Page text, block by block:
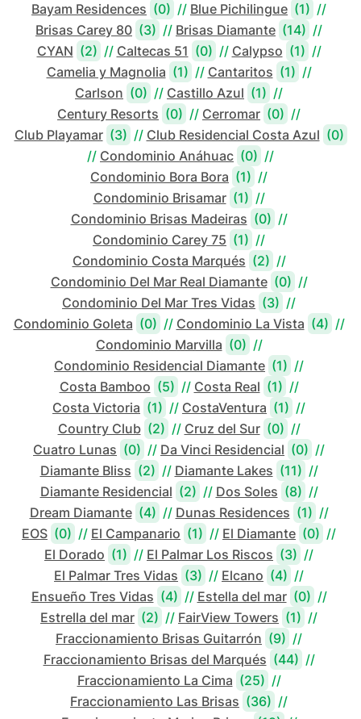
Bayam Residences (0) // Blue Pichilingue (1) //
Brisas Carey 80 (3) // Brisas Diamante (14) //
CYAN (2) // Caltecas 51 (0) // Calypso (1) //
Camelia y Magnolia (1) // Cantaritos (1) //
Carlson (0) // Castillo Azul (1) //
Century Resorts (0) // Cerromar (0) //
Club Playamar (3) // Club Residencial Costa Azul (0)
// Condominio Anáhuac (0) //
Condominio Bora Bora (1) //
Condominio Brisamar (1) //
Condominio Brisas Madeiras (0) //
Condominio Carey 75 (1) //
Condominio Costa Marqués (2) //
Condominio Del Mar Real Diamante (0) //
Condominio Del Mar Tres Vidas (3) //
Condominio Goleta (0) // Condominio La Vista (4) //
Condominio Marvilla (0) //
Condominio Residencial Diamante (1) //
Costa Bamboo (5) // Costa Real (1) //
Costa Victoria (1) // CostaVentura (1) //
Country Club (2) // Cruz del Sur (0) //
Cuatro Lunas (0) // Da Vinci Residencial (0) //
Diamante Bliss (2) // Diamante Lakes (11) //
Diamante Residencial (2) // Dos Soles (8) //
Dream Diamante (4) // Dunas Residences (1) //
EOS (0) // El Campanario (1) // El Diamante (0) //
El Dorado (1) // El Palmar Los Riscos (3) //
El Palmar Tres Vidas (3) // Elcano (4) //
Ensueño Tres Vidas (4) // Estella del mar (0) //
Estrella del mar (2) // FairView Towers (1) //
Fraccionamiento Brisas Guitarrón (9) //
Fraccionamiento Brisas del Marqués (44) //
Fraccionamiento La Cima (25) //
Fraccionamiento Las Brisas (36) //